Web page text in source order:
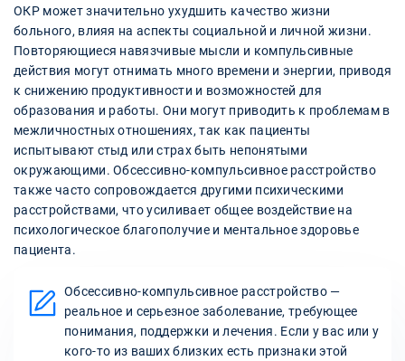
ОКР может значительно ухудшить качество жизни
больного, влияя на аспекты социальной и личной жизни.
Повторяющиеся навязчивые мысли и компульсивные
действия могут отнимать много времени и энергии, приводя
к снижению продуктивности и возможностей для
образования и работы. Они могут приводить к проблемам в
межличностных отношениях, так как пациенты
испытывают стыд или страх быть непонятыми
окружающими. Обсессивно-компульсивное расстройство
также часто сопровождается другими психическими
расстройствами, что усиливает общее воздействие на
психологическое благополучие и ментальное здоровье
пациента.
Обсессивно-компульсивное расстройство —
реальное и серьезное заболевание, требующее
понимания, поддержки и лечения. Если у вас или у
кого-то из ваших близких есть признаки этой